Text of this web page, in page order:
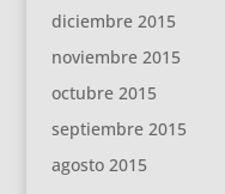
diciembre 2015
noviembre 2015
octubre 2015
septiembre 2015
agosto 2015